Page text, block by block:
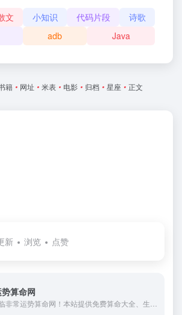
文 小知识 代码片段
诗歌
adb Java
籍 • 网址 • 米表 • 电影 • 归档 • 星座 • 正文
新 浏览 点赞
算命网